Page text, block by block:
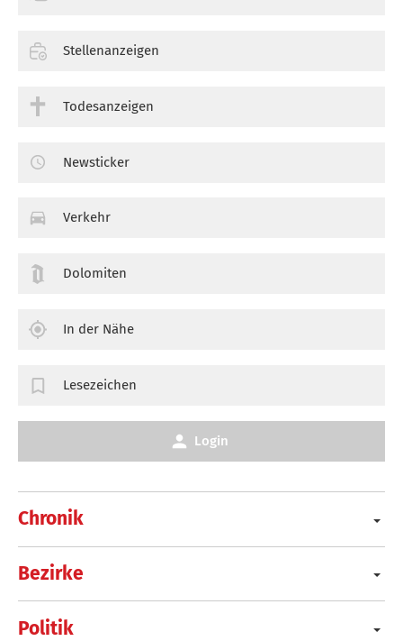
Chronik
Bezirke
Politik
Stellenanzeigen
Todesanzeigen
Newsticker
Verkehr
Dolomiten
In der Nähe
Lesezeichen
Login